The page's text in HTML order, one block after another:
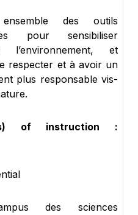
des outils
pour sensibiliser
l’environnement, et
respecter et à avoir un
plus responsable vis-
of instruction :
des sciences